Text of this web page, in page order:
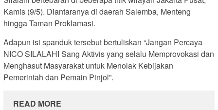
Kamis (9/5). Diantaranya di daerah Salemba, Menteng
hingga Taman Proklamasi.
Adapun isi spanduk tersebut bertuliskan “Jangan Percaya
NICO SILALAHI Sang Aktivis yang selalu Memprovokasi dan
Menghasut Masyarakat untuk Menolak Kebijakan
Pemerintah dan Pemain Pinjol”.
READ MORE